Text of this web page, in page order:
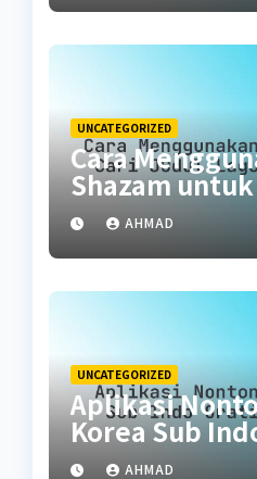
UNCATEGORIZED
Cara
Shazam
Lagu Lewat
AHMAD
UNCATEGORIZED
Aplikasi
Korea Sub
LegalAHMAD